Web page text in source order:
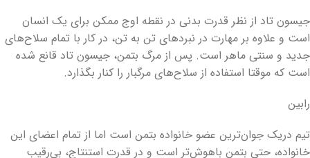
جیسون تاد از نظر قدرت بدنی در نقطه اوج ممکن برای یک انسان
است و علاوه بر مهارت در نبردهای تن به تن، در کار با تمام سلاح‌های
جدید و سنتی ماهر است. پس از مرگ بتمن، جیسون تاد قانع شده
است که موقتا استفاده از سلاح‌های مرگبار را کنار بگذارد.
رابین
تیم دریک جوان‌ترین عضو خانواده بتمن است اما از تمام اعضای این
خانواده، حتی بتمن باهوش‌تر است و در قدرت استنتاج، بی‌رقیب